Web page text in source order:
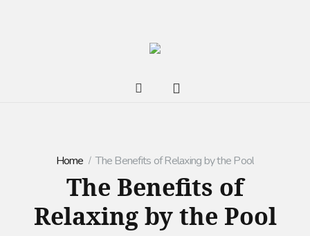
Home The Benefits of Relaxing by the Pool
The Benefits of
Relaxing by the Pool